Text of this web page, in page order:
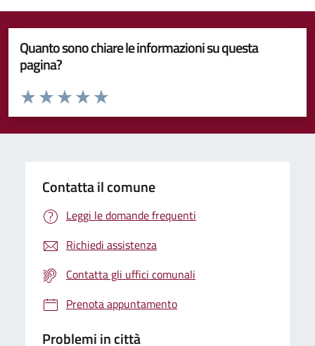
Quanto sono chiare le informazioni su questa
pagina?
Valuta da 1 a 5 stelle la pagina
Valuta 5 stelle su 5
Valuta 4 stelle su 5
Valuta 3 stelle su 5
Valuta 2 stelle su 5
Valuta 1 stelle su 5
Contatta il comune
Leggi le domande frequenti
Richiedi assistenza
Contatta gli uffici comunali
Prenota appuntamento
Problemi in città